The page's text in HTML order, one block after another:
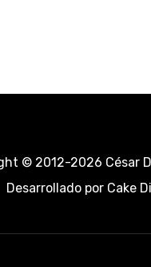
© 2012-2026 César
Desarrollado porCake